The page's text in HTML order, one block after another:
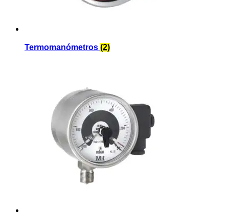
Termomanómetros (2)